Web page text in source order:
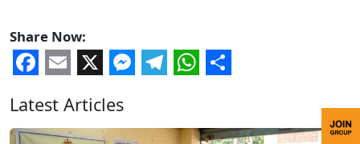
Share Now:
Facebook
Email
X Messenger
Telegram
WhatsApp
Share
Latest Articles